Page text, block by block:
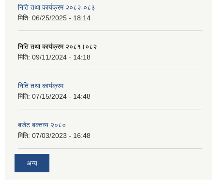
निति तथा कार्यक्रम २०८२-०८३
मिति: 06/25/2025 - 18:14
निति तथा कार्यक्रम २०८१।०८२
मिति: 09/11/2024 - 14:18
निति तथा कार्यक्रम
मिति: 07/15/2024 - 14:48
बजेट बक्तव्य २०८०
मिति: 07/03/2023 - 16:48
अन्य